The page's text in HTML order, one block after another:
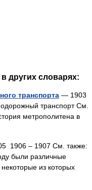
других словарях:
транспорта — 1903
транспорт См.
метрополитена в
1906 – 1907 См. также:
были различные
из которых